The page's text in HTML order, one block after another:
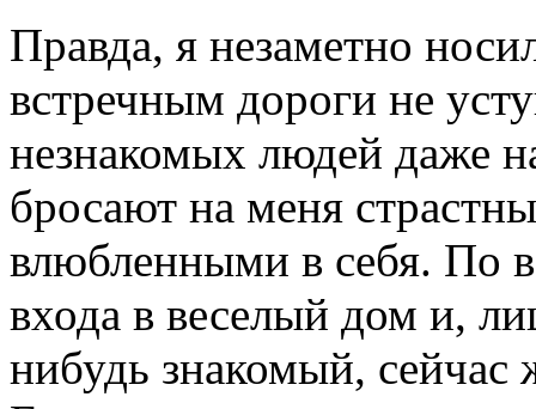
Правда, я незаметно
встречным дороги не
незнакомых людей даже
бросают на меня
влюбленными в себя. По
входа в веселый дом и,
нибудь знакомый, сейчас